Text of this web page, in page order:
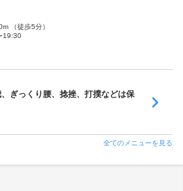
（徒歩5分）
19:30
ぎっくり腰、捻挫、打撲などは保
全てのメニューを見る